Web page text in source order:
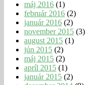
máj 2016 (1)
február 2016 (2)
január 2016 (2)
november 2015 (3)
august 2015 (1)
jún 2015 (2)
máj 2015 (2)
apríl 2015 (1)
január 2015 (2)